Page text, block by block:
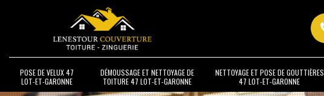
POSE DE VELUX 47
LOT-ET-GARONNE
DÉMOUSSAGE ET NETTOYAGE DE
TOITURE 47 LOT-ET-GARONNE
NETTOYAGE ET POSE DE GOUTTIÈRES
47 LOT-ET-GARONNE